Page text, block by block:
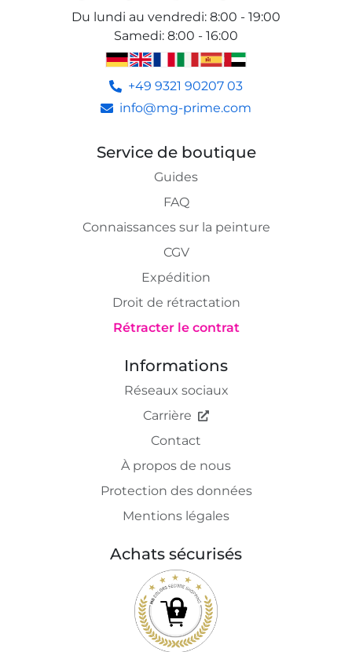
Du lundi au vendredi: 8:00 - 19:00
Samedi: 8:00 - 16:00
+49 9321 90207 03
info@mg-prime.com
Service de boutique
Guides
FAQ
Connaissances sur la peinture
CGV
Expédition
Droit de rétractation
Rétracter le contrat
Informations
Réseaux sociaux
Carrière
Contact
À propos de nous
Protection des données
Mentions légales
Achats sécurisés